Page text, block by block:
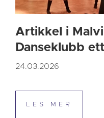
Artikkel i
Danseklubb
24.03.2026